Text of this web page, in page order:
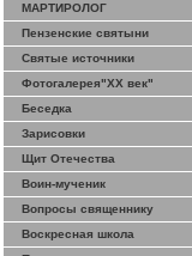
МАРТИРОЛОГ
Пензенские святыни
Святые источники
Фотогалерея"ХХ век"
Беседка
Зарисовки
Щит Отечества
Воин-мученик
Вопросы священнику
Воскресная школа